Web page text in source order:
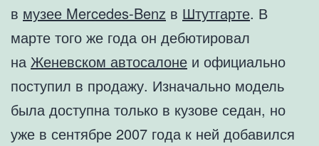
в музее Mercedes-Benz в Штутгарте. В
марте того же года он дебютировал
на Женевском автосалоне и официально
поступил в продажу. Изначально модель
была доступна только в кузове седан, но
уже в сентябре 2007 года к ней добавился